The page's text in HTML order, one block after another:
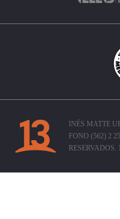
INÉS MATTE
FONO (562) 2
RESERVADOS.